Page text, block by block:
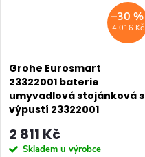
4 016 Kč
–30 %
Grohe Eurosmart
23322001 baterie
umyvadlová stojánková s
výpustí 23322001
2 811 Kč
Skladem u výrobce